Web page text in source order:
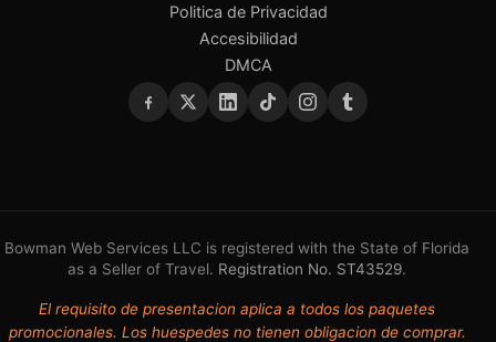
Politica de Privacidad
Accesibilidad
DMCA
Bowman Web Services LLC is registered with the State of Florida
as a Seller of Travel. Registration No. ST43529.
El requisito de presentacion aplica a todos los paquetes
promocionales. Los huespedes no tienen obligacion de comprar.